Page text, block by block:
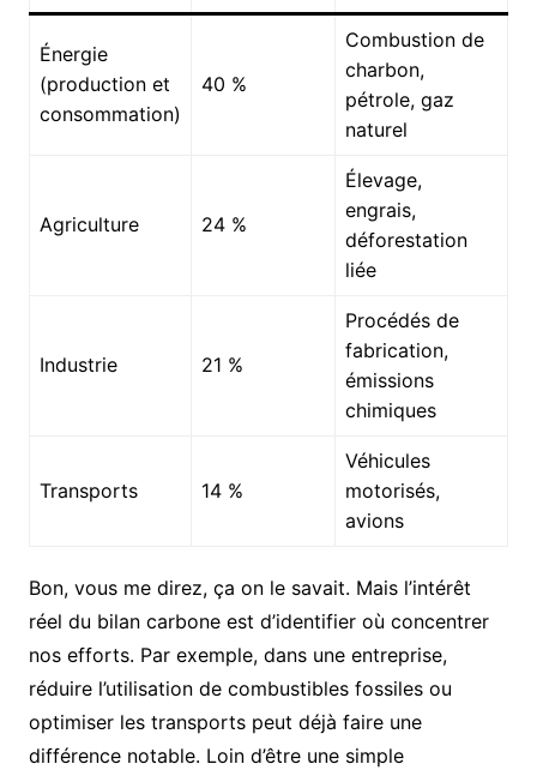
Énergie
(production et
consommation)
40 %
Combustion de
charbon,
pétrole, gaz
naturel
Agriculture 24 %
Élevage,
engrais,
déforestation
liée
Industrie 21 %
Procédés de
fabrication,
émissions
chimiques
Transports 14 %
Véhicules
motorisés,
avions
Bon, vous me direz, ça on le savait. Mais l’intérêt
réel du bilan carbone est d’identifier où concentrer
nos efforts. Par exemple, dans une entreprise,
réduire l’utilisation de combustibles fossiles ou
optimiser les transports peut déjà faire une
différence notable. Loin d’être une simple